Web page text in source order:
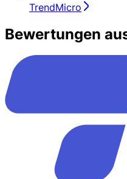
TrendMicro
Bewertungen